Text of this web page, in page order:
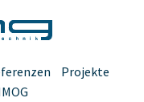
Projekte